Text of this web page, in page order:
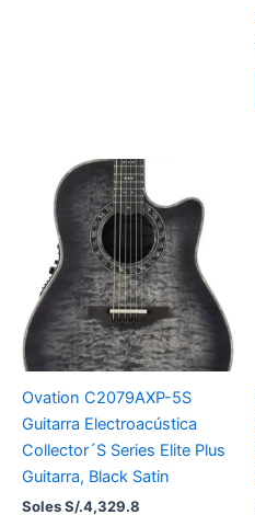
Ovation C2079AXP-5S
Guitarra Electroacústica
Collector´S Series Elite Plus
Guitarra, Black Satin
Soles S/.4,329.8